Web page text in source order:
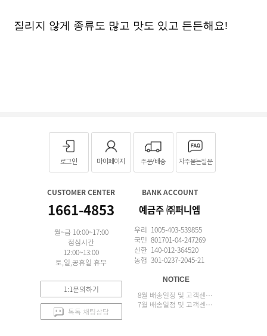
질리지 않게 종류도 많고 맛도 있고 든든해요!
로그인 마이페이지 주문/배송 자주묻는질문
CUSTOMER CENTER
1661-4853
월~금 10:00~17:00
점심시간
12:00~13:00
토,일,공휴일 휴무
1:1문의하기
톡톡 채팅상담
BANK ACCOUNT
예금주 ㈜퍼니엠
우리 1005-403-539855
국민 801701-04-247269
신한 140-012-364520
농협 301-0237-2045-21
NOTICE
8월 배송일정 및 고객센터 업무 안내
7월 배송일정 및 고객센터 업무 안내